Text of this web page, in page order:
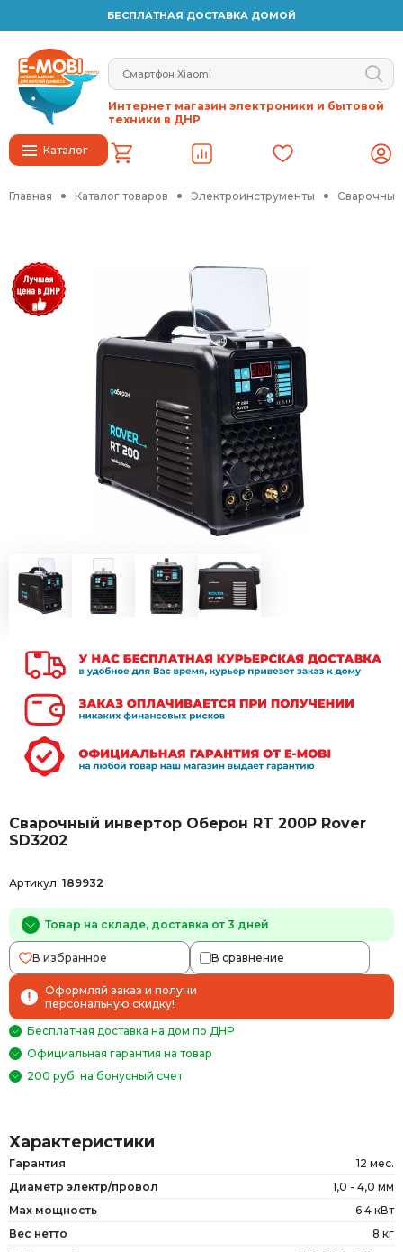
БЕСПЛАТНАЯ ДОСТАВКА ДОМОЙ
Каталог
Интернет магазин электроники и бытовой
техники в ДНР
Главная Каталог товаров Электроинструменты
Сварочный инвертор Оберон RT 200P Rover
SD3202
Артикул: 189932
Товар на складе, доставка от 3 дней
В избранное В сравнение
Оформляй заказ и получи
персональную скидку!
Бесплатная доставка на дом по ДНР
Официальная гарантия на товар
200 руб. на бонусный счет
Характеристики
Гарантия
12 мес.
Диаметр электр/провол
1,0 - 4,0 мм
Max мощность
6.4 кВт
Вес нетто
8 кг